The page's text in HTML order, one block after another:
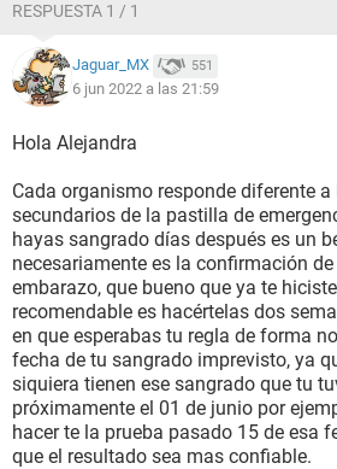
RESPUESTA 1 / 1
Jaguar_MX 551
6 jun 2022 a las 21:59
Hola Alejandra
Cada organismo responde diferente
secundarios de la pastilla de
hayas sangrado días después es un
necesariamente es la confirmación
embarazo, que bueno que ya te
recomendable es hacértelas dos
en que esperabas tu regla de forma
fecha de tu sangrado imprevisto, ya
siquiera tienen ese sangrado que tu
próximamente el 01 de junio por
hacer te la prueba pasado 15 de esa
que el resultado sea mas confiable.